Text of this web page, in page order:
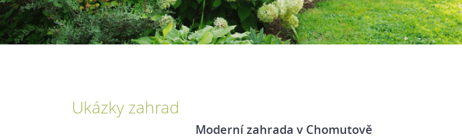
Ukázky zahrad
Moderní zahrada v Chomutově